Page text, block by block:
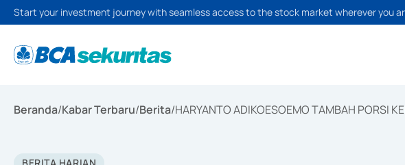
Start your investment journey with seamless access to the stock market wherever you
Beranda/Kabar Terbaru/Berita/HARYANTO ADIKOESOEMO TAMBAH PORSI